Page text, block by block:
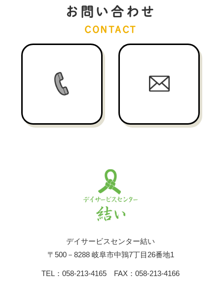
お問い合わせ
CONTACT
デイサービスセンター結い
〒500－8288 岐阜市中鶉7丁目26番地1
TEL：058-213-4165 FAX：058-213-4166